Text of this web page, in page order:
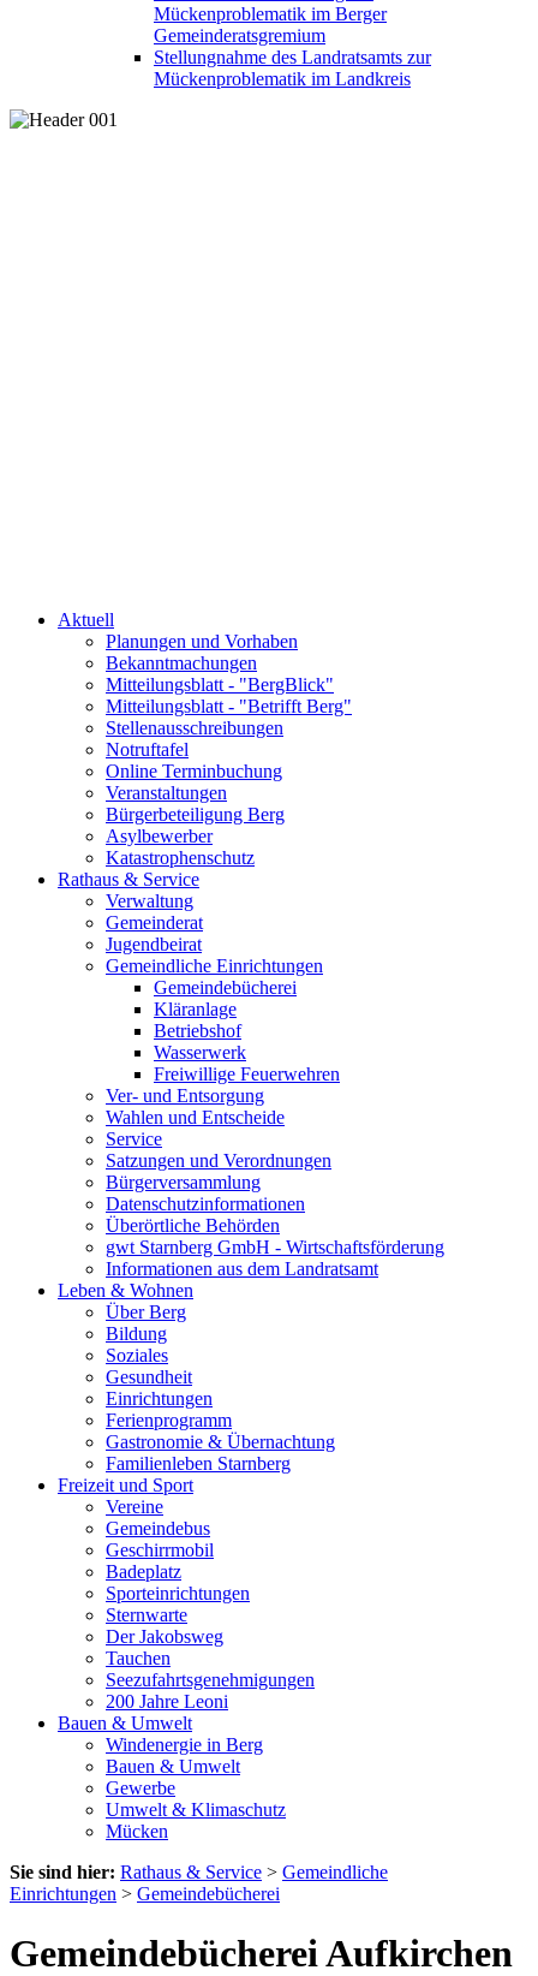
Mückenproblematik im Berger
Gemeinderatsgremium
Stellungnahme des Landratsamts zur
Mückenproblematik im Landkreis
Aktuell
Planungen und Vorhaben
Bekanntmachungen
Mitteilungsblatt - "BergBlick"
Mitteilungsblatt - "Betrifft Berg"
Stellenausschreibungen
Notruftafel
Online Terminbuchung
Veranstaltungen
Bürgerbeteiligung Berg
Asylbewerber
Katastrophenschutz
Rathaus & Service
Verwaltung
Gemeinderat
Jugendbeirat
Gemeindliche Einrichtungen
Gemeindebücherei
Kläranlage
Betriebshof
Wasserwerk
Freiwillige Feuerwehren
Ver- und Entsorgung
Wahlen und Entscheide
Service
Satzungen und Verordnungen
Bürgerversammlung
Datenschutzinformationen
Überörtliche Behörden
gwt Starnberg GmbH - Wirtschaftsförderung
Informationen aus dem Landratsamt
Leben & Wohnen
Über Berg
Bildung
Soziales
Gesundheit
Einrichtungen
Ferienprogramm
Gastronomie & Übernachtung
Familienleben Starnberg
Freizeit und Sport
Vereine
Gemeindebus
Geschirrmobil
Badeplatz
Sporteinrichtungen
Sternwarte
Der Jakobsweg
Tauchen
Seezufahrtsgenehmigungen
200 Jahre Leoni
Bauen & Umwelt
Windenergie in Berg
Bauen & Umwelt
Gewerbe
Umwelt & Klimaschutz
Mücken
Sie sind hier: Rathaus & Service > Gemeindliche
Einrichtungen > Gemeindebücherei
Gemeindebücherei Aufkirchen